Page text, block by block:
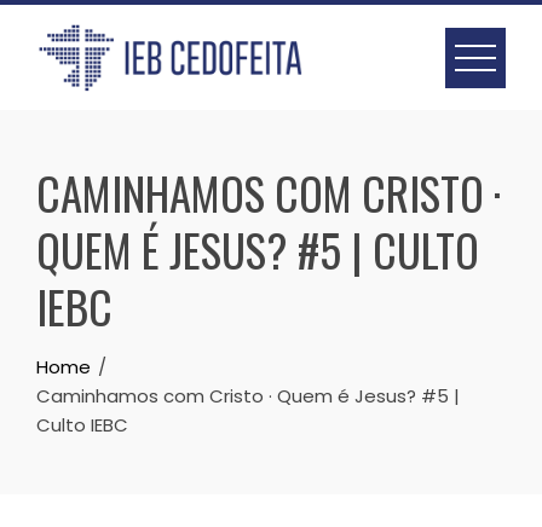
Skip
content
CAMINHAMOS COM CRISTO ·
QUEM É JESUS? #5 | CULTO
IEBC
Home
Caminhamos com Cristo · Quem é Jesus? #5 |
Culto IEBC